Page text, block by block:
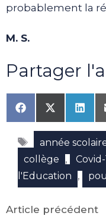
probablement la
M. S.
Partager
Share
on
Facebook
Share
on
X
(Twitter)
on
Étiquettes
année
collège , Covid-
l'Education
,
Article précédent